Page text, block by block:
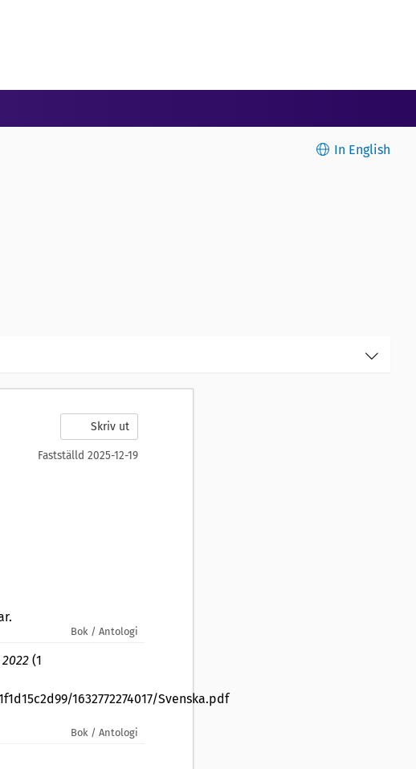
In English
Skriv ut
Fastställd 2025-12-19
Bok / Antologi
(1
1632772274017/Svenska.pdf
Bok / Antologi